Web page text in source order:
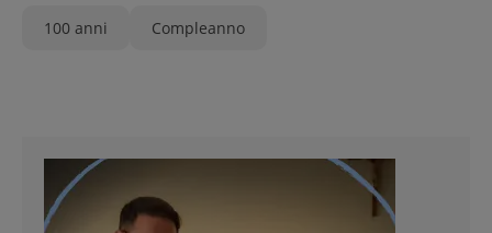
100 anni Compleanno